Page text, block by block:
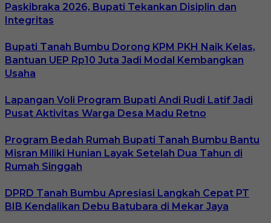
Paskibraka 2026, Bupati Tekankan Disiplin dan
Integritas
Bupati Tanah Bumbu Dorong KPM PKH Naik Kelas,
Bantuan UEP Rp10 Juta Jadi Modal Kembangkan
Usaha
Lapangan Voli Program Bupati Andi Rudi Latif Jadi
Pusat Aktivitas Warga Desa Madu Retno
Program Bedah Rumah Bupati Tanah Bumbu Bantu
Misran Miliki Hunian Layak Setelah Dua Tahun di
Rumah Singgah
DPRD Tanah Bumbu Apresiasi Langkah Cepat PT
BIB Kendalikan Debu Batubara di Mekar Jaya